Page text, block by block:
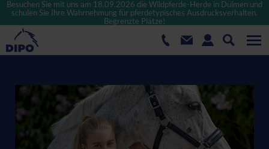
Besuchen Sie mit uns am 18.09.2026 die Wildpferde-Herde in Dülmen und
schulen Sie Ihre Wahrnehmung für pferdetypisches Ausdrucksverhalten.
Begrenzte Plätze!